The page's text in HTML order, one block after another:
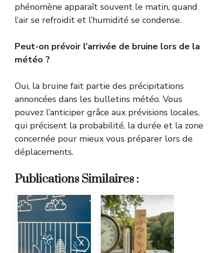
phénomène apparaît souvent le matin, quand
l’air se refroidit et l’humidité se condense.
Peut-on prévoir l’arrivée de bruine lors de la
météo ?
Oui, la bruine fait partie des précipitations
annoncées dans les bulletins météo. Vous
pouvez l’anticiper grâce aux prévisions locales,
qui précisent la probabilité, la durée et la zone
concernée pour mieux vous préparer lors de
déplacements.
Publications Similaires :